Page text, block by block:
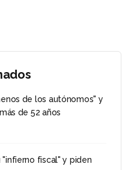
de los autónomos" y
de 52 años
"infierno fiscal" y piden